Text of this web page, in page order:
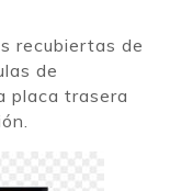
recubiertas de
de
placa trasera